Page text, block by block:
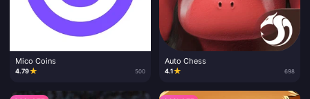
Mico Coins
4.79★ 500
Auto Chess
4.1★ 698